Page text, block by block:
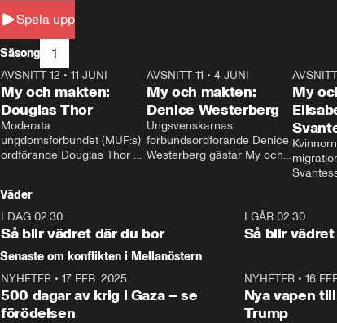
Spela upp
Säsong 1
26:27
AVSNITT 12 • 11 JUNI
My och makten:
Douglas Thor
Moderata
ungdomsförbundet (MUF:s)
ordförande Douglas Thor
tonårsutvisningarna och hur
Moderaterna ska locka
väljare till valet i höst.
23:40
AVSNITT 11 •4 JUNI
My och makten:
Denice Westerberg
Ungsvenskarnas
förbundsordförande Denice
Westerberg gästar My och
My
Väder
I DAG 02:30
Så blir vädret där du bor
I GÅR 02:30
Så blir
Senaste om konflikten i Mellanöstern
NYHETER • 17 FEB. 2025
500 dagar av krig i Gaza – se
förödelsen
NYHETER• 16
Nya vapen
Trump